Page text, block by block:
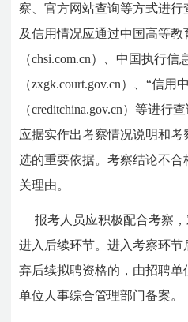
察、官方网站查询等方式进
及信用情况应通过中国高等教
（chsi.com.cn）、中国执行信
（zxgk.court.gov.cn）、“信用
（creditchina.gov.cn）等进行
应据实作出考察情况说明和考
选的重要依据。考察结论不
关理由。
报考人员应积极配合考察
进入后续环节。进入考察环
弃后续拟聘资格的，由招聘
单位人事综合管理部门备案。